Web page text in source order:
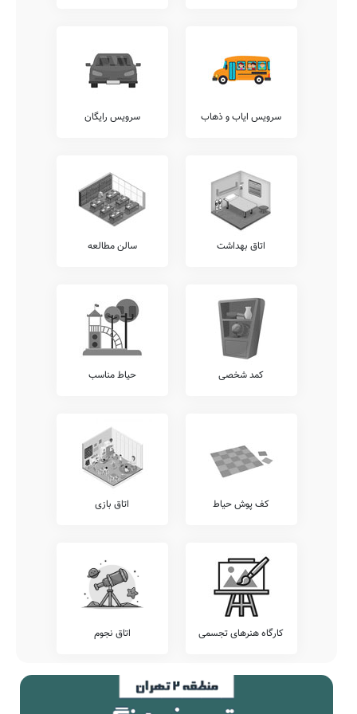
معاینات دهان و دندان، و... با عوامل مدرسه {{gendar}} نواب صفوی
دیزج ارتباط برقرار نمایید.
بدیهی است که وجود آزمایشگاه های گوناگون در هر مدرسه، شامل
وجود آکادمی های زبان متمایز از واحدهای درسی مصوب آموزش پرورش،
نظیر آکادمی های آلمانی، روسی، انگلیسی، فرانسوی، عربی، ترکی، و...
نقطه قوت مهمی برای مدارس خوب محسوب میشود. متاسفانه این مدرسه
در حال حاضر فاقد هرگونه آکادمی زبان مجزا می باشد.
امکانات جانبی
آموزان در محیط مدرسه شامل خدمات برگزاری کارگاه های ارتقای عملکرد
کادر آموزشی، ارتباط مستمر مشاوران تحصیلی با اولیاء، برگزاری کارگاه
های مشاوره ایِ خانواده، نگهداری کیف و کتاب دانش آموزان (کیف در
مدرسه)، و... برقرار نمایند.
شما می توانید اطلاعات بیشتر در خصوص موارد فوق الذکر و یا سایر
خدمات قابل ارائه توسط مدرسه نواب صفوی دیزج نظیر سامانه برگزاری
موبایل قبل از شروع کلاس، و... را از کادر اجرایی این مدرسه پرس و جو
آزمون هماهنگ
اطلاع دارید که برخی از مدارس، بجهت سنجش دقیقتر وضعیت دانش
آموزان خود، اقدام به برگزاری آزمون های هماهنگ کشوری می نمایند.
تلفن این مدرسه جهت کسب اطلاعات از نحوه ثبت نام و امکانات آن می
باشد. مدرسه دولتی نواب صفوی دیزج، آمادگی پذیرش دانش آموزان کلیه
مناطق تفرش بویژه محدوده تفرش را دارد. اولیاء گرامی به ویژه اهالی
محترم تفرش تفرش می توانند با مراجعه به آدرس از محیط و ساختمان
دبستان نامشخص دولتی نواب صفوی دیزج دیدن نمایند.
معرفی این مدرسه را با چند بیت از حافظ شیرازی به پایان می بریم:
چون بر حافظ خویشش نگذاری باری ای رقیب از بر او یک دو قدم دورترک
سرویس ایاب و ذهاب سرویس رایگان
اتاق بهداشت سالن مطالعه
کمد شخصی حیاط مناسب
کف پوش حیاط اتاق بازی
کارگاه هنرهای تجسمی اتاق نجوم